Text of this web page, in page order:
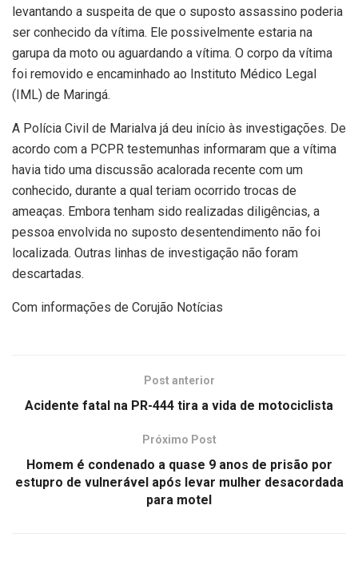
levantando a suspeita de que o suposto assassino poderia
ser conhecido da vítima. Ele possivelmente estaria na
garupa da moto ou aguardando a vítima. O corpo da vítima
foi removido e encaminhado ao Instituto Médico Legal
(IML) de Maringá.
A Polícia Civil de Marialva já deu início às investigações. De
acordo com a PCPR testemunhas informaram que a vítima
havia tido uma discussão acalorada recente com um
conhecido, durante a qual teriam ocorrido trocas de
ameaças. Embora tenham sido realizadas diligências, a
pessoa envolvida no suposto desentendimento não foi
localizada. Outras linhas de investigação não foram
descartadas.
Com informações de Corujão Notícias
Post anterior
Acidente fatal na PR-444 tira a vida de motociclista
Próximo Post
Homem é condenado a quase 9 anos de prisão por
estupro de vulnerável após levar mulher desacordada
para motel